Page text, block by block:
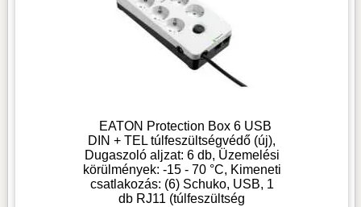
EATON Protection Box 6 USB
DIN + TEL túlfeszültségvédő (új),
Dugaszoló aljzat: 6 db, Üzemelési
körülmények: -15 - 70 °C, Kimeneti
csatlakozás: (6) Schuko, USB, 1
db RJ11 (túlfeszültség